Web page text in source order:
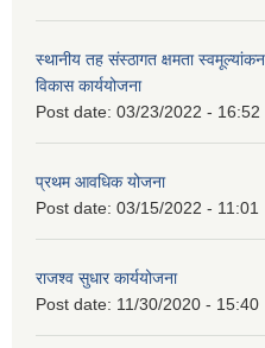
स्थानीय तह संस्ठागत क्षमता
विकास कार्ययोजना
Post date: 03/23/2022 - 16:52
प्रथम आवधिक योजना
Post date: 03/15/2022 - 11:01
राजश्व सुधार कार्ययोजना
Post date: 11/30/2020 - 15:40